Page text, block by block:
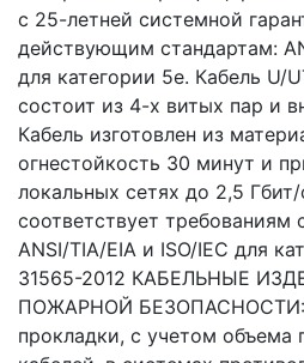
с 25-летней системной
действующим стандартам:
для категории 5е. Кабель U/
состоит из 4-х витых пар и
Кабель изготовлен из
огнестойкость 30 минут и
локальных сетях до 2,5 Гбит/
соответствует требованиям
ANSI/TIA/EIA и ISO/IEC для
31565-2012 КАБЕЛЬНЫЕ
ПОЖАРНОЙ БЕЗОПАСНОСТИ:
прокладки, с учетом объема